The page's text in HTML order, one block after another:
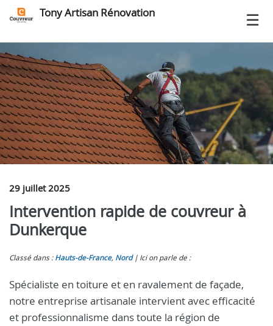
Tony Artisan Rénovation
29 juillet 2025
Intervention rapide de couvreur à
Dunkerque
Classé dans : Hauts-de-France, Nord Ici on parle de :
Spécialiste en toiture et en ravalement de façade,
notre entreprise artisanale intervient avec efficacité
et professionnalisme dans toute la région de